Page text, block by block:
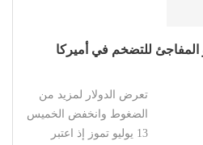
المفاجئ للتضخم في أميركا
تعرض الدولار لمزيد من
الضغوط وانخفض الخميس
13 يوليو تموز إذ اعتبر